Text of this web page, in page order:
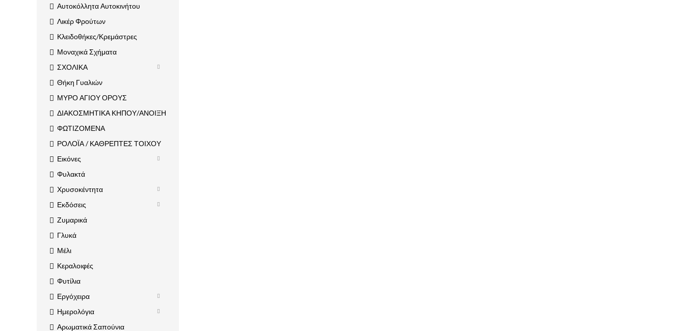
Αυτοκόλλητα Αυτοκινήτου
Λικέρ Φρούτων
Κλειδοθήκες/Κρεμάστρες
Μοναχικά Σχήματα
ΣΧΟΛΙΚΑ
Θήκη Γυαλιών
ΜΥΡΟ ΑΓΙΟΥ ΟΡΟΥΣ
ΔΙΑΚΟΣΜΗΤΙΚΑ ΚΗΠΟΥ/ΑΝΟΙΞΗ
ΦΩΤΙΖΟΜΕΝΑ
ΡΟΛΟΪΑ / ΚΑΘΡΕΠΤΕΣ ΤΟΙΧΟΥ
Εικόνες
Φυλακτά
Χρυσοκέντητα
Εκδόσεις
Ζυμαρικά
Γλυκά
Μέλι
Κεραλοιφές
Φυτίλια
Εργόχειρα
Ημερολόγια
Αρωματικά Σαπούνια